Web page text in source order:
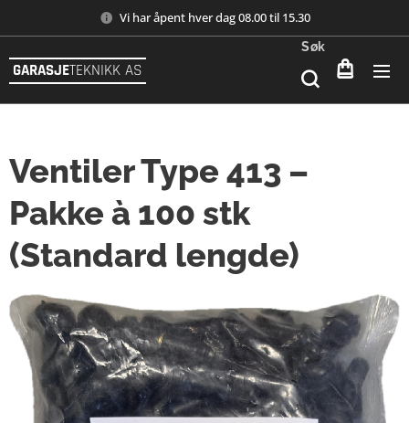
Vi har åpent hver dag 08.00 til 15.30
GARASJETEKNIKK AS
Søk
Ventiler Type 413 –
Pakke à 100 stk
(Standard lengde)